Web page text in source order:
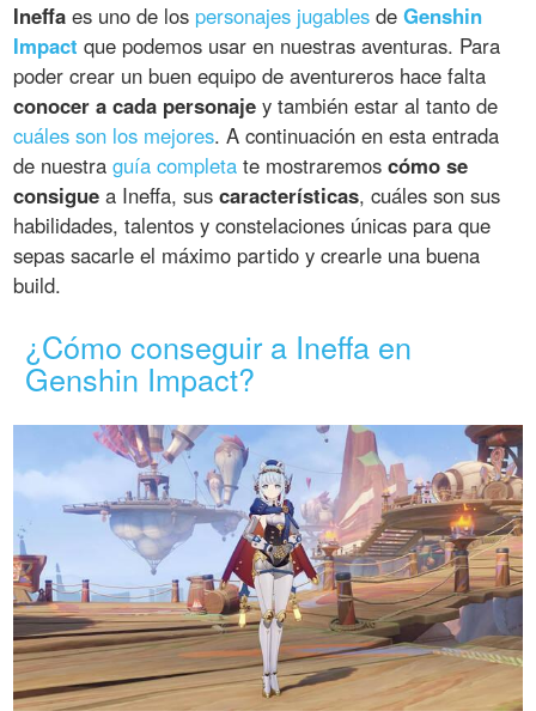
Ineffa es uno de los personajes jugables deGenshin
Impact que podemos usar en nuestras aventuras. Para
poder crear un buen equipo de aventureros hace falta
conocer a cada personaje y también estar al tanto de
cuáles son los mejores. A continuación en esta entrada
de nuestraguía completa te mostraremoscómo se
consigue a Ineffa, suscaracterísticas, cuáles son sus
habilidades, talentos y constelaciones únicas para que
sepas sacarle el máximo partido y crearle una buena
build.
¿Cómo conseguir a Ineffa en
Genshin Impact?